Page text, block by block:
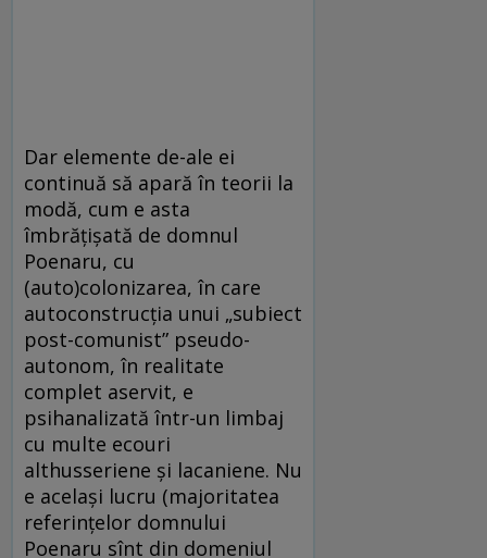
Dar elemente de-ale ei
continuă să apară în teorii la
modă, cum e asta
îmbrăţişată de domnul
Poenaru, cu
(auto)colonizarea, în care
autoconstrucţia unui „subiect
post-comunist” pseudo-
autonom, în realitate
complet aservit, e
psihanalizată într-un limbaj
cu multe ecouri
althusseriene şi lacaniene. Nu
e acelaşi lucru (majoritatea
referinţelor domnului
Poenaru sînt din domeniul